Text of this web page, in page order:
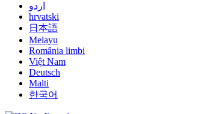
اردو
hrvatski
日本語
Melayu
România limbi
Việt Nam
Deutsch
Malti
한국어